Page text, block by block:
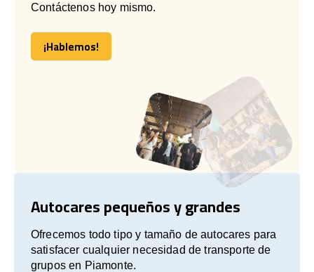
Contáctenos hoy mismo.
¡Hablemos!
¡Hablemos!
Autocares pequeños y grandes
Ofrecemos todo tipo y tamaño de autocares para
satisfacer cualquier necesidad de transporte de
grupos en Piamonte.